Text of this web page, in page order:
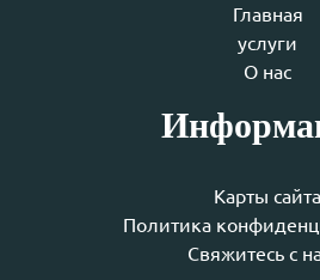
Главная
услуги
О нас
Карты сайта
Политика
Свяжитесь с